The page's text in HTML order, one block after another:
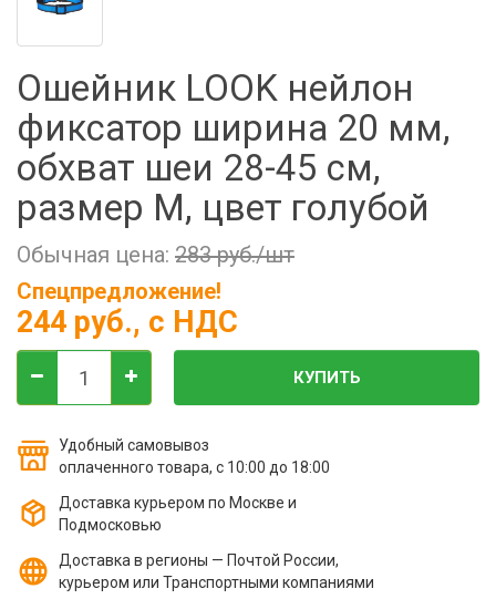
Электронная маркировка коров
Держатели лизунцов
Ошейник LOOK нейлон
фиксатор ширина 20 мм,
обхват шеи 28-45 см,
размер M, цвет голубой
Обычная цена: 283 руб./шт
Спецпредложение!
244 руб., с НДС
КУПИТЬ
Удобный самовывоз
оплаченного товара, с 10:00 до 18:00
Доставка курьером по Москве и
Подмосковью
Доставка в регионы — Почтой России,
курьером или Транспортными компаниями